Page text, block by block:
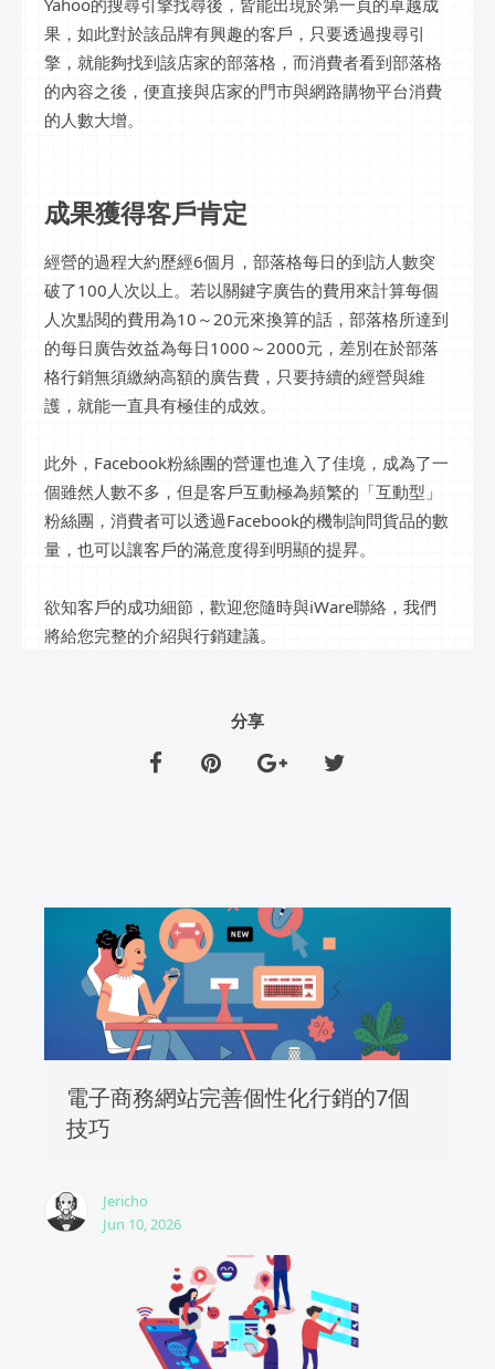
果，如此對於該品牌有興趣的客戶，只要透過搜尋引
擎，就能夠找到該店家的部落格，而消費者看到部落格
的內容之後，便直接與店家的門市與網路購物平台消費
的人數大增。
成果獲得客戶肯定
經營的過程大約歷經6個月，部落格每日的到訪人數突
破了100人次以上。若以關鍵字廣告的費用來計算每個
人次點閱的費用為10～20元來換算的話，部落格所達到
的每日廣告效益為每日1000～2000元，差別在於部落
格行銷無須繳納高額的廣告費，只要持續的經營與維
護，就能一直具有極佳的成效。
此外，Facebook粉絲團的營運也進入了佳境，成為了一
個雖然人數不多，但是客戶互動極為頻繁的「互動型」
粉絲團，消費者可以透過Facebook的機制詢問貨品的數
量，也可以讓客戶的滿意度得到明顯的提昇。
欲知客戶的成功細節，歡迎您隨時與iWare聯絡，我們
將給您完整的介紹與行銷建議。
分享
電子商務網站完善個性化行銷的7個
技巧
Jericho
Jun 10, 2026